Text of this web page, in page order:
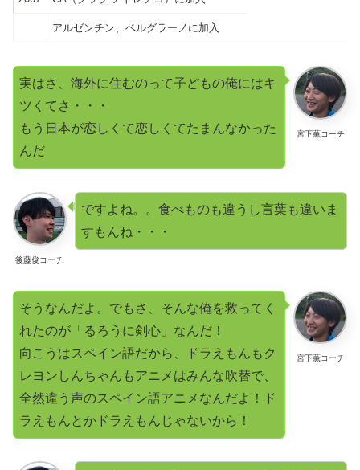
アルゼンチン、ベルグラーノに加入
宮下薫コーチ
実はさ、海外に住むのって子どもの俺にはキ
ツくてさ・・・
もう日本が恋しくて恋しくてたまんなかった
んだ
後藤俊コーチ
ですよね。。食べものも違うし言葉も違いま
すもんね・・・
宮下薫コーチ
そうなんだよ。でもさ、そんな俺を救ってく
れたのが「るろうに剣心」なんだ！
向こうはスペイン語だから、ドラえもんもク
レヨンしんちゃんもアニメはみんな吹替で、
全然違う声のスペイン語アニメなんだよ！ド
ラえもんとかドラえもんじゃないから！